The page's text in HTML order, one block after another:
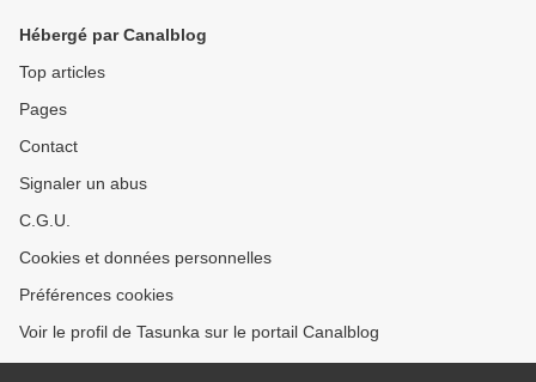
Hébergé par Canalblog
Top articles
Pages
Contact
Signaler un abus
C.G.U.
Cookies et données personnelles
Préférences cookies
Voir le profil de Tasunka sur le portail Canalblog